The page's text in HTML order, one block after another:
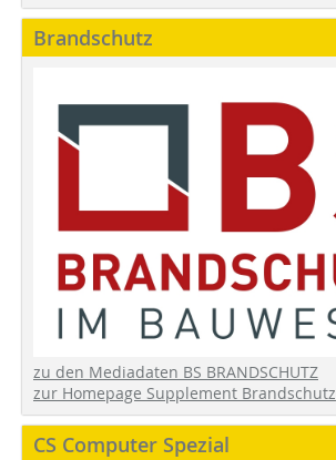
Brandschutz
zu den Mediadaten BS BRANDSCHUTZ
zur Homepage Supplement Brandschutz
CS Computer Spezial